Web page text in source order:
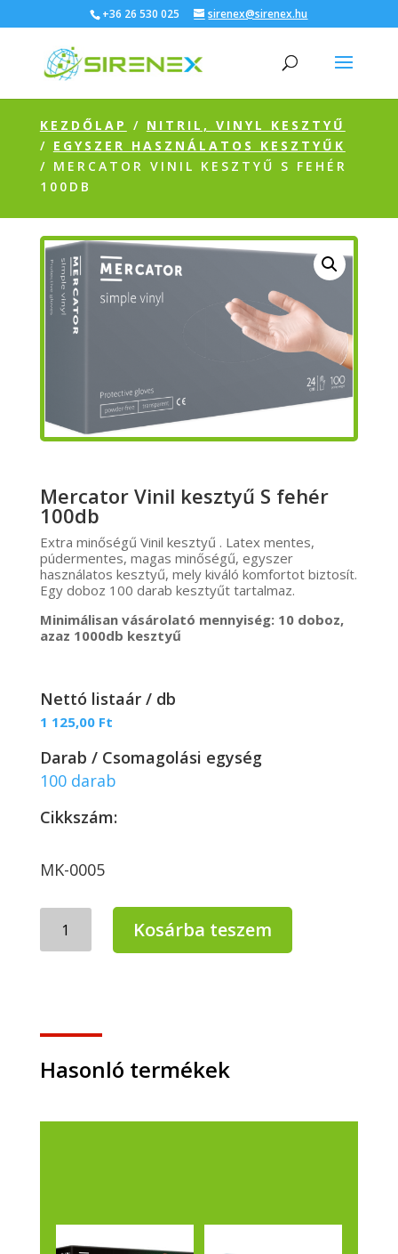
+36 26 530 025 sirenex@sirenex.hu
KEZDŐLAP / NITRIL, VINYL KESZTYŰ
/ EGYSZER HASZNÁLATOS KESZTYŰK
/ MERCATOR VINIL KESZTYŰ S FEHÉR
100DB
Mercator Vinil kesztyű S fehér
100db
Extra minőségű Vinil kesztyű . Latex mentes,
púdermentes, magas minőségű, egyszer
használatos kesztyű, mely kiváló komfortot biztosít.
Egy doboz 100 darab kesztyűt tartalmaz.
Minimálisan vásárolató mennyiség: 10 doboz,
azaz 1000db kesztyű
Nettó listaár / db
1 125,00 Ft
Darab / Csomagolási egység
100 darab
Cikkszám:
MK-0005
Vinil
kesztyű
mennyiség
Kosárba teszem
Hasonló termékek